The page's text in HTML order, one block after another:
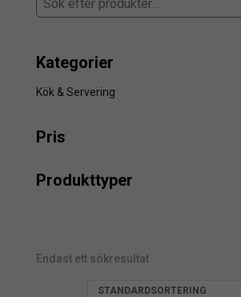
Kategorier
Kök & Servering
Pris
min.
min.
Produkttyper
Endast ett sökresultat